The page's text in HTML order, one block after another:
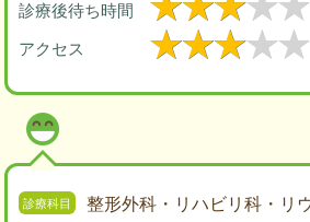
診療後待ち時間
アクセス
整形外科・リハビリ科・リ